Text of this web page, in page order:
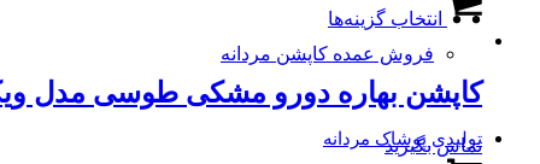
فروش عمده کاپشن مردانه
تولیدی پوشاک مردانه
ممکن
است
صفحه
انتخاب
انتخاب گزینه‌ها
دارای
انواع
مختلفی
می
باشد.
کاپشن بهاره دورو مشکی طوسی مدل
تماس بگیرید